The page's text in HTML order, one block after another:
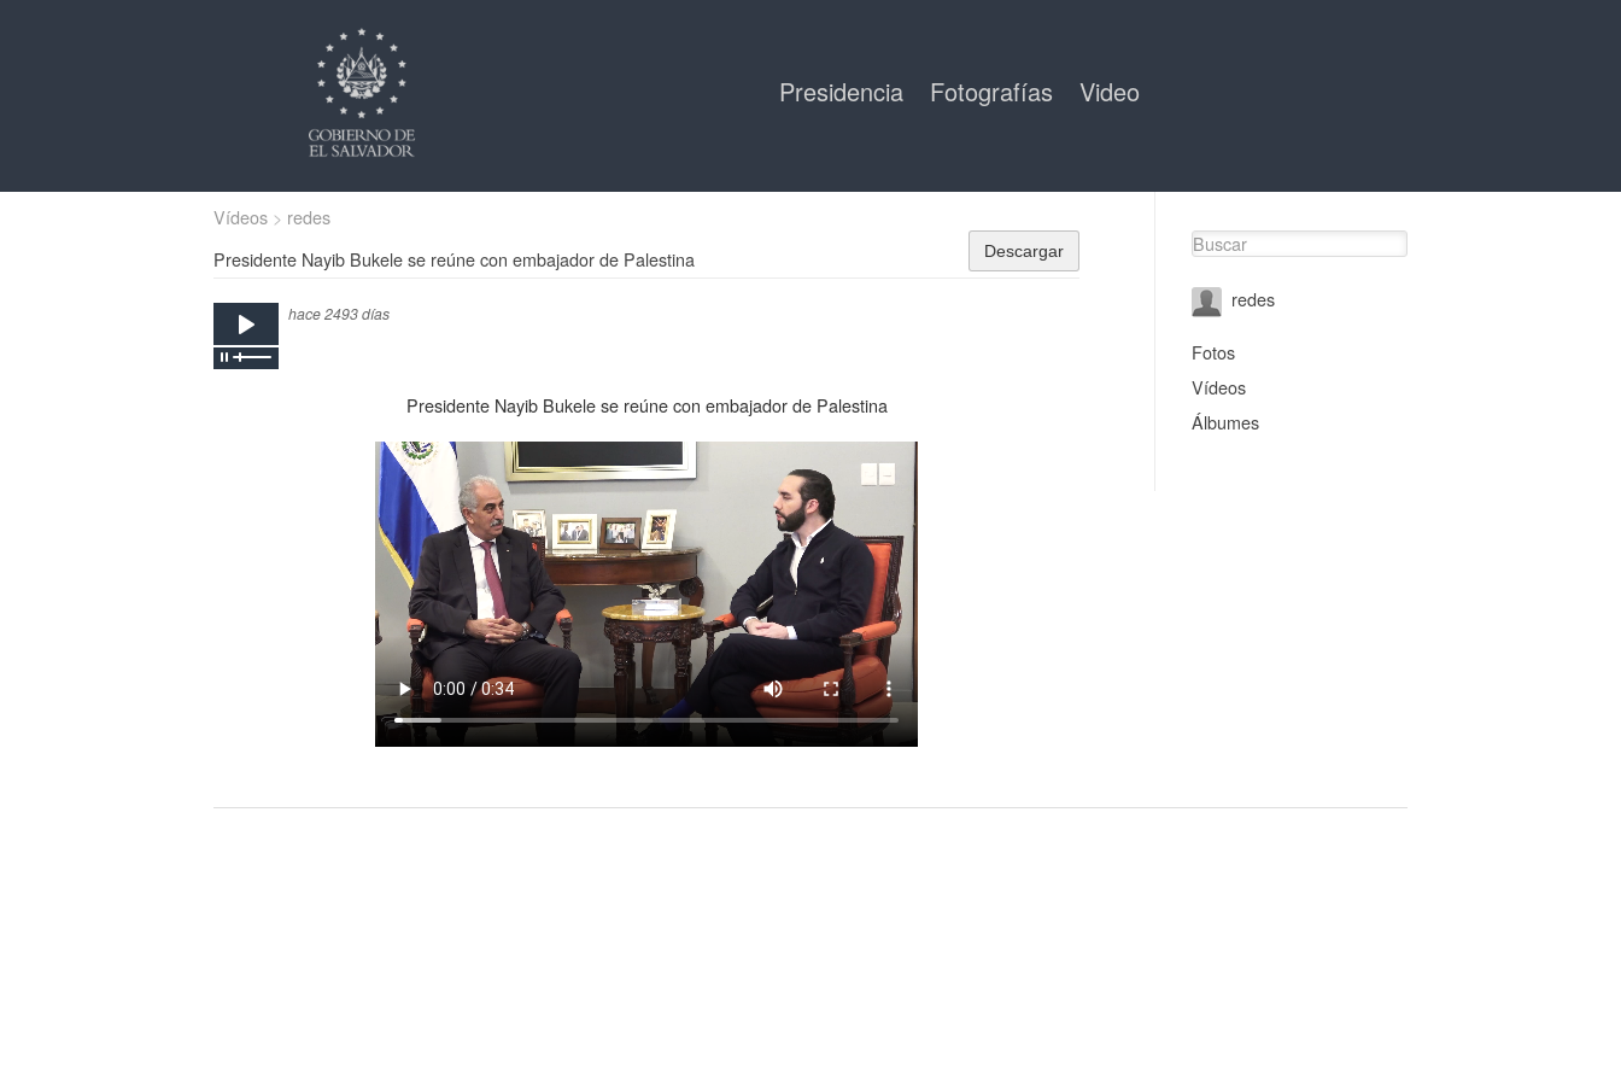
Presidencia Fotografías Video
Vídeos redes
Descargar
Presidente Nayib Bukele se reúne con embajador de Palestina
hace 2493 días
Presidente Nayib Bukele se reúne con embajador de Palestina
redes
Fotos
Vídeos
Álbumes